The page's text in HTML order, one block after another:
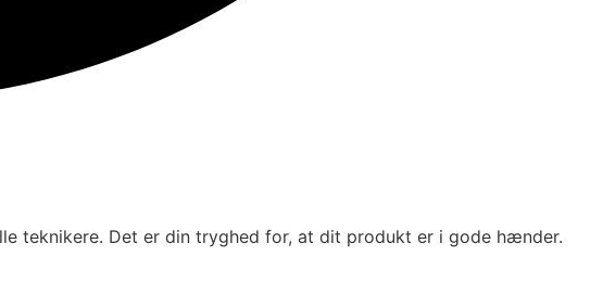
teknikere. Det er din tryghed for, at dit produkt er i gode hænder.